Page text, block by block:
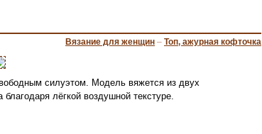
Вязание для женщин – Топ, ажурная кофточка
силуэтом. Модель вяжется из двух
лёгкой воздушной текстуре.